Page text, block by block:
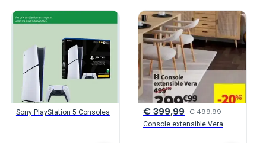
Sony PlayStation 5 Consoles € 399,99 € 499,99
Console extensible Vera